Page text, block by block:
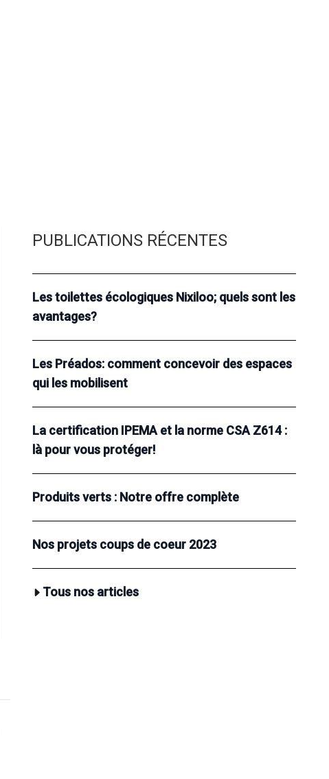
PUBLICATIONS RÉCENTES
Les toilettes écologiques Nixiloo; quels sont les
avantages?
Les Préados: comment concevoir des espaces
qui les mobilisent
La certification IPEMA et la norme CSA Z614 :
là pour vous protéger!
Produits verts : Notre offre complète
Nos projets coups de coeur 2023
Tous nos articles